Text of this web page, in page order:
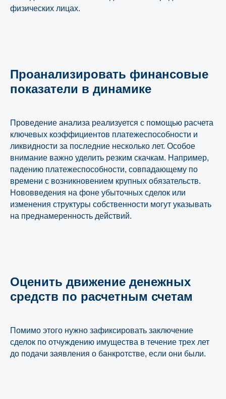
физических лицах.
Проанализировать финансовые
показатели в динамике
Проведение анализа реализуется с помощью расчета
ключевых коэффициентов платежеспособности и
ликвидности за последние несколько лет. Особое
внимание важно уделить резким скачкам. Например,
падению платежеспособности, совпадающему по
времени с возникновением крупных обязательств.
Нововведения на фоне убыточных сделок или
изменения структуры собственности могут указывать
на преднамеренность действий.
Оценить движение денежных
средств по расчетным счетам
Помимо этого нужно зафиксировать заключение
сделок по отчуждению имущества в течение трех лет
до подачи заявления о банкротстве, если они были.